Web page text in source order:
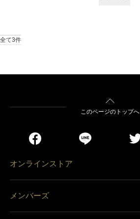
全て3件
このページのトップへ
オンラインストア
メンバーズ